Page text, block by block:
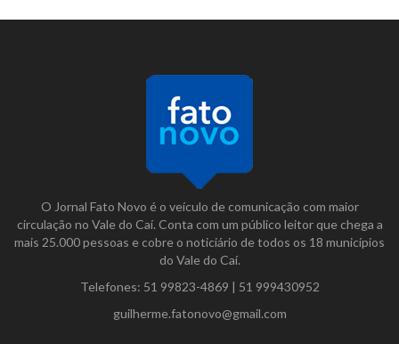
O Jornal Fato Novo é o veículo de comunicação com maior
circulação no Vale do Caí. Conta com um público leitor que chega a
mais 25.000 pessoas e cobre o noticiário de todos os 18 municípios
do Vale do Caí.
Telefones: 51 99823-4869 | 51 999430952
guilherme.fatonovo@gmail.com